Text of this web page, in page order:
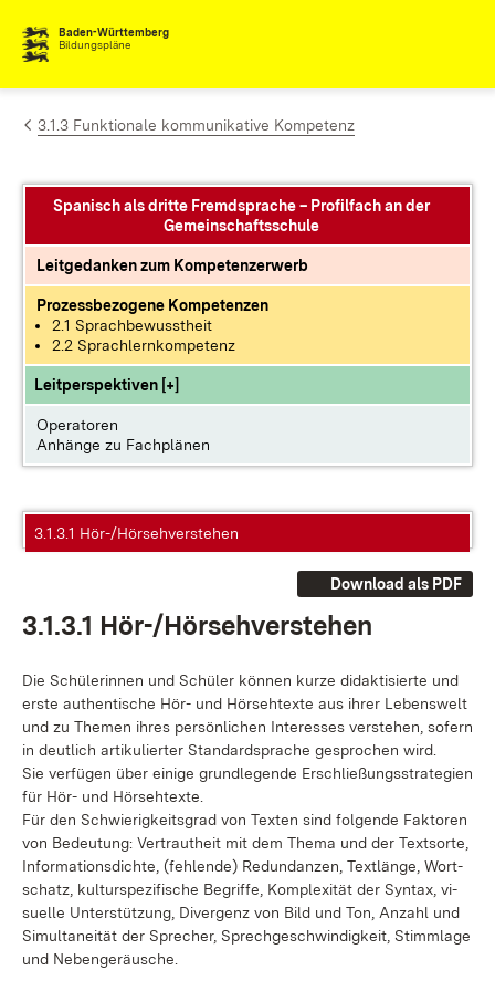
Zum Inhalt springen
Baden-Württemberg
Bildungspläne
3.1.3 Funktionale kommunikative Kompetenz
Spanisch als dritte Fremdsprache – Profilfach an der
Gemeinschaftsschule
Leitgedanken zum Kompetenzerwerb
Prozessbezogene Kompetenzen
2.1 Sprachbewusstheit
2.2 Sprachlernkompetenz
Leitperspektiven [+]
Operatoren
Anhänge zu Fachplänen
3.1.3.1 Hör-/Hörsehverstehen
Download als PDF
3.1.3.1 Hör-/Hör­seh­ver­ste­hen
Die Schü­le­rin­nen und Schü­ler kön­nen kur­ze di­dak­ti­sier­te und
ers­te au­then­ti­sche Hör- und Hör­seh­t­ex­te aus ih­rer Le­bens­welt
und zu The­men ih­res per­sön­li­chen In­ter­es­ses ver­ste­hen, so­fern
in deut­lich ar­ti­ku­lier­ter Stan­dard­spra­che ge­spro­chen wird.
Sie ver­fü­gen über ei­ni­ge grund­le­gen­de Er­schlie­ßungs­stra­te­gi­en
für Hör- und Hör­seh­t­ex­te.
Für den Schwie­rig­keits­grad von Tex­ten sind fol­gen­de Fak­to­ren
von Be­deu­tung: Ver­traut­heit mit dem The­ma und der Text­sor­te,
In­for­ma­ti­ons­dich­te, (feh­len­de) Red­un­dan­zen, Text­län­ge, Wort­
schatz, kul­tur­spe­zi­fi­sche Be­grif­fe, Kom­ple­xi­tät der Syn­tax, vi­
su­el­le Un­ter­stüt­zung, Di­ver­genz von Bild und Ton, An­zahl und
Si­mul­ta­nei­tät der Spre­cher, Sprech­ge­schwin­dig­keit, Stimm­la­ge
und Ne­ben­ge­räu­sche.